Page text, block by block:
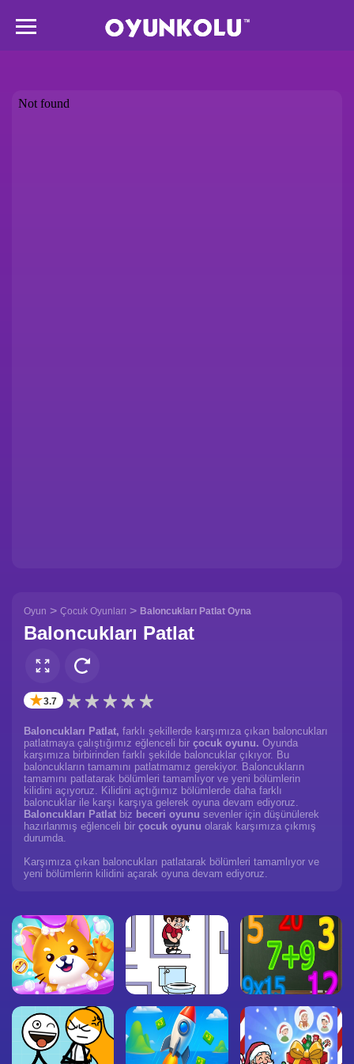
Oyun > Çocuk Oyunları > Baloncukları Patlat Oyna
Baloncukları Patlat
✭3.7
Baloncukları Patlat, farklı şekillerde karşımıza çıkan baloncukları
patlatmaya çalıştığımız eğlenceli bir çocuk oyunu. Oyunda
karşımıza birbirinden farklı şekilde baloncuklar çıkıyor. Bu
baloncukların tamamını patlatmamız gerekiyor. Baloncukların
tamamını patlatarak bölümleri tamamlıyor ve yeni bölümlerin
kilidini açıyoruz. Kilidini açtığımız bölümlerde daha farklı
baloncuklar ile karşı karşıya gelerek oyuna devam ediyoruz.
Baloncukları Patlat biz beceri oyunu sevenler için düşünülerek
hazırlanmış eğlenceli bir çocuk oyunu olarak karşımıza çıkmış
durumda.
Karşımıza çıkan baloncukları patlatarak bölümleri tamamlıyor ve
yeni bölümlerin kilidini açarak oyuna devam ediyoruz.